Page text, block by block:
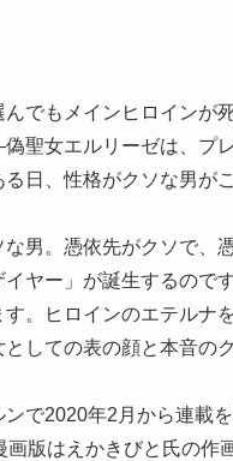
でもメインヒロインが
聖女エルリーゼは、プ
日、性格がクソな男が
男。憑依先がクソで、
ヤー」が誕生するので
。ヒロインのエテルナ
としての表の顔と本音
で2020年2月から連載
版はえかきびと氏の作